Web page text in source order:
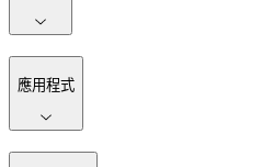
應用程式